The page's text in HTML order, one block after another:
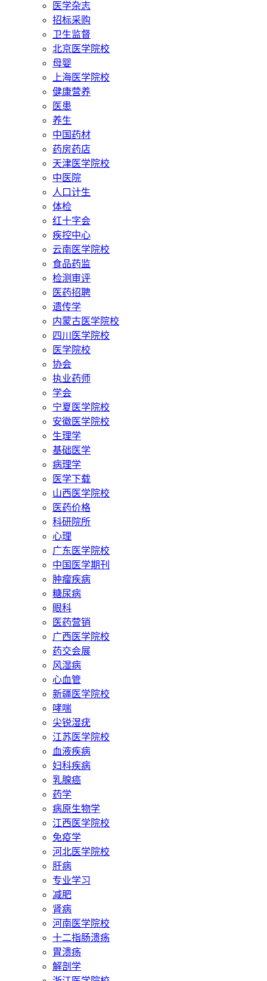
医学杂志
招标采购
卫生监督
北京医学院校
母婴
上海医学院校
健康营养
医患
养生
中国药材
药房药店
天津医学院校
中医院
人口计生
体检
红十字会
疾控中心
云南医学院校
食品药监
检测审评
医药招聘
遗传学
内蒙古医学院校
四川医学院校
医学院校
协会
执业药师
学会
宁夏医学院校
安徽医学院校
生理学
基础医学
病理学
医学下载
山西医学院校
医药价格
科研院所
心理
广东医学院校
中国医学期刊
肿瘤疾病
糖尿病
眼科
医药营销
广西医学院校
药交会展
风湿病
心血管
新疆医学院校
哮喘
尖锐湿疣
江苏医学院校
血液疾病
妇科疾病
乳腺癌
药学
病原生物学
江西医学院校
免疫学
河北医学院校
肝病
专业学习
减肥
肾病
河南医学院校
十二指肠溃疡
胃溃疡
解剖学